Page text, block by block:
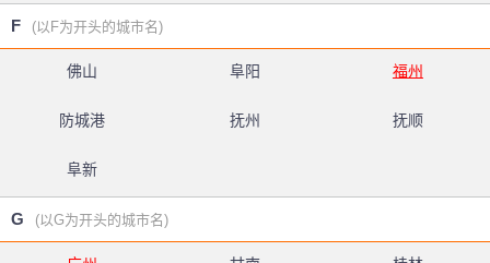
F (以F为开头的城市名)
佛山 阜阳 福州
防城港 抚州 抚顺
阜新
G (以G为开头的城市名)